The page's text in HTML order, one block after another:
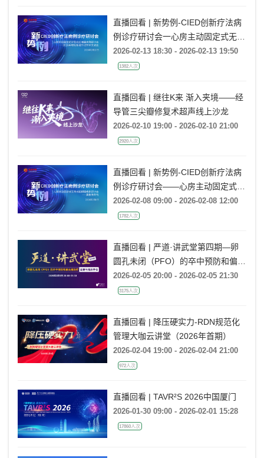
直播回看 | 新势例-CIED创新疗法病
例诊疗研讨会一心房主动固定式无导
线起搏器病例研讨会一2026年电极
管理疗法学术交流会
2026-02-13 18:30 - 2026-02-13 19:50
1382人次
直播回看 | 继往K来 渐入夹境——经
导管三尖瓣修复术超声线上沙龙
2026-02-10 19:00 - 2026-02-10 21:00
2920人次
直播回看 | 新势例-CIED创新疗法病
例诊疗研讨会——心房主动固定式无
导线起搏器病例研讨会——冀鲁豫专
场
2026-02-08 09:00 - 2026-02-08 12:00
1782人次
直播回看 | 严道·讲武堂第四期—卵
圆孔未闭（PFO）的卒中预防和偏头
痛治疗：证据与临床争议
2026-02-05 20:00 - 2026-02-05 21:30
3175人次
直播回看 | 降压硬实力-RDN规范化
管理大咖云讲堂（2026年首期）
2026-02-04 19:00 - 2026-02-04 21:00
972人次
直播回看 | TAVR²S 2026中国厦门
2026-01-30 09:00 - 2026-02-01 15:28
17860人次